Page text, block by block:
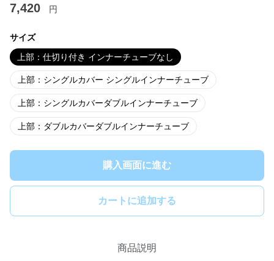
7,420 円
サイズ
上部：仕切り付き インナーチューブなし
上部：シングルカバー シングルインナーチューブ
上部：シングルカバーダブルインナーチューブ
上部：ダブルカバーダブルインナーチューブ
購入画面に進む
カートに追加する
商品説明